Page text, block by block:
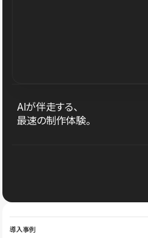
AIが伴走する、
最速の制作体験。
導入事例